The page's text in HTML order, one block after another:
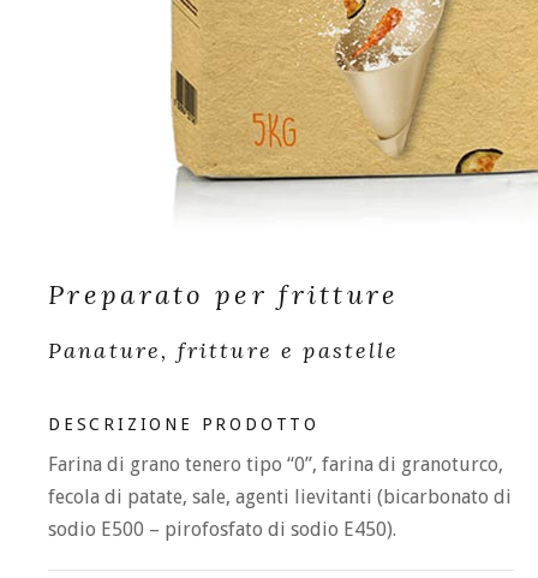
Preparato per fritture
Panature, fritture e pastelle
DESCRIZIONE PRODOTTO
Farina di grano tenero tipo “0”, farina di granoturco,
fecola di patate, sale, agenti lievitanti (bicarbonato di
sodio E500 – pirofosfato di sodio E450).